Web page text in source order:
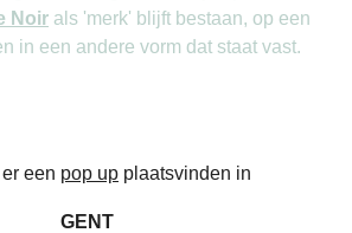
Noir als 'merk' blijft bestaan, op een
in een andere vorm dat staat vast.
een pop up plaatsvinden in
GENT